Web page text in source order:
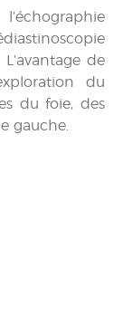
de
du
du foie, des
gauche.